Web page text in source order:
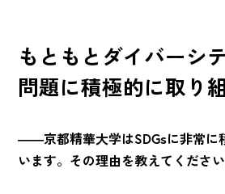
もともとダイバーシ
問題に積極的に取り
――京都精華大学はSDGsに非常に
います。その理由を教えてください